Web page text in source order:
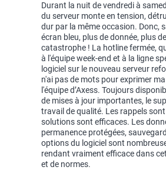
Durant la nuit de vendredi à
du serveur monte en tension,
dur par la même occasion. Donc,
écran bleu, plus de donnée, plus
catastrophe ! La hotline fermée,
à l'équipe week-end et à la ligne
logiciel sur le nouveau serveur
n'ai pas de mots pour exprimer
l'équipe d’Axess. Toujours
de mises à jour importantes, le
travail de qualité. Les rappels
solutions sont efficaces. Les
permanence protégées,
options du logiciel sont
rendant vraiment efficace dans
et de normes.